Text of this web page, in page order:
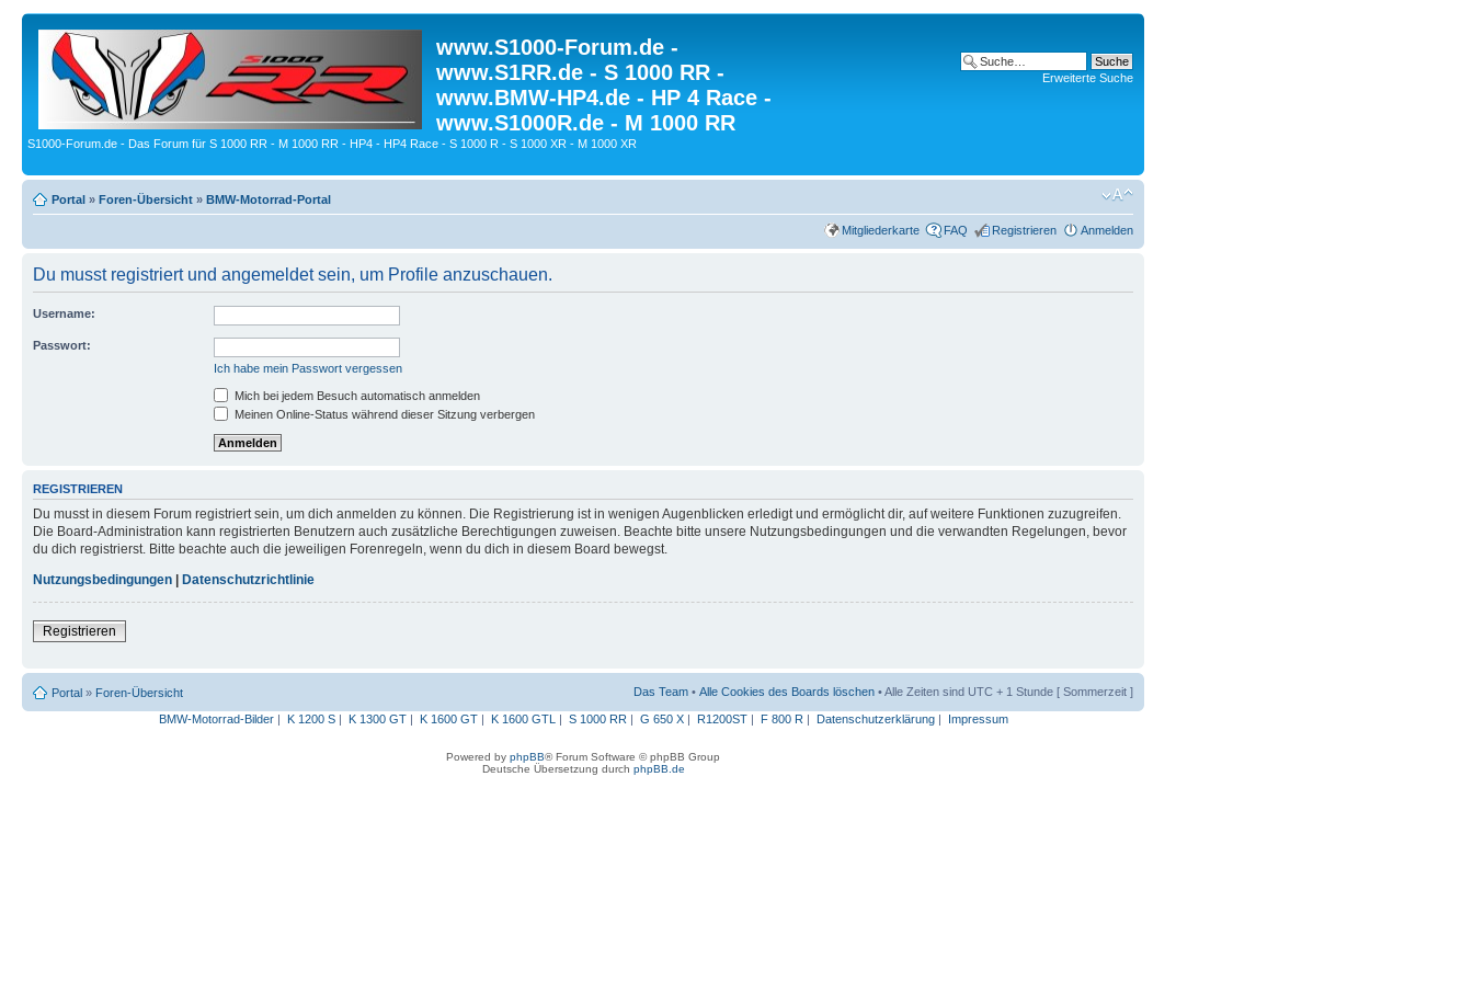
www.S1000-Forum.de -
www.S1RR.de - S 1000 RR -
www.BMW-HP4.de - HP 4 Race -
www.S1000R.de - M 1000 RR
S1000-Forum.de - Das Forum für S 1000 RR - M 1000 RR - HP4 - HP4 Race - S 1000 R - S 1000 XR - M 1000 XR
Erweiterte Suche
Portal » Foren-Übersicht » BMW-Motorrad-Portal
Mitgliederkarte FAQ Registrieren Anmelden
Du musst registriert und angemeldet sein, um Profile anzuschauen.
Username:
Passwort:
Ich habe mein Passwort vergessen
Mich bei jedem Besuch automatisch anmelden
Meinen Online-Status während dieser Sitzung verbergen
REGISTRIEREN
Du musst in diesem Forum registriert sein, um dich anmelden zu können. Die Registrierung ist in wenigen Augenblicken erledigt und ermöglicht dir, auf weitere Funktionen zuzugreifen.
Die Board-Administration kann registrierten Benutzern auch zusätzliche Berechtigungen zuweisen. Beachte bitte unsere Nutzungsbedingungen und die verwandten Regelungen, bevor
du dich registrierst. Bitte beachte auch die jeweiligen Forenregeln, wenn du dich in diesem Board bewegst.
Nutzungsbedingungen
Datenschutzrichtlinie
Registrieren
Portal » Foren-Übersicht Das Team • Alle Cookies des Boards löschen • Alle Zeiten sind UTC + 1 Stunde [ Sommerzeit ]
BMW-Motorrad-Bilder| K 1200 S| K 1300 GT| K 1600 GT| K 1600 GTL | S 1000 RR | G 650 X| R1200ST| F 800 R | Datenschutzerklärung| Impressum
Powered by phpBB® Forum Software © phpBB Group
Deutsche Übersetzung durch phpBB.de